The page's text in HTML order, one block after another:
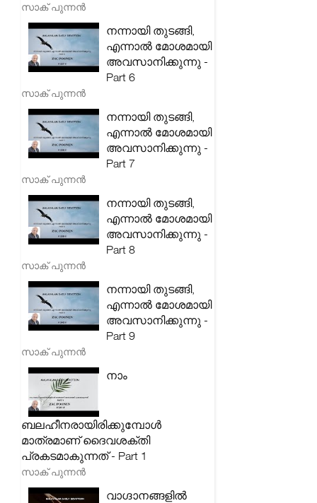
സാക് പുന്നൻ
നന്നായി തുടങ്ങി,
എന്നാൽ മോശമായി
അവസാനിക്കുന്നു -
Part 6
സാക് പുന്നൻ
നന്നായി തുടങ്ങി,
എന്നാൽ മോശമായി
അവസാനിക്കുന്നു -
Part 7
സാക് പുന്നൻ
നന്നായി തുടങ്ങി,
എന്നാൽ മോശമായി
അവസാനിക്കുന്നു -
Part 8
സാക് പുന്നൻ
നന്നായി തുടങ്ങി,
എന്നാൽ മോശമായി
അവസാനിക്കുന്നു -
Part 9
സാക് പുന്നൻ
നാം
ബലഹീനരായിരിക്കുമ്പോൾ
മാത്രമാണ് ദൈവശക്തി
പ്രകടമാകുന്നത് - Part 1
സാക് പുന്നൻ
വാഗ്ദാനങ്ങളിൽ